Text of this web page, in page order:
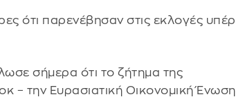
ότι παρενέβησαν στις εκλογές υπέρ
σήμερα ότι το ζήτημα της
– την Ευρασιατική Οικονομική Ένωση